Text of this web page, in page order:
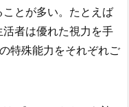
とが多い。たとえば
者は優れた視力を手
特殊能力をそれぞれご